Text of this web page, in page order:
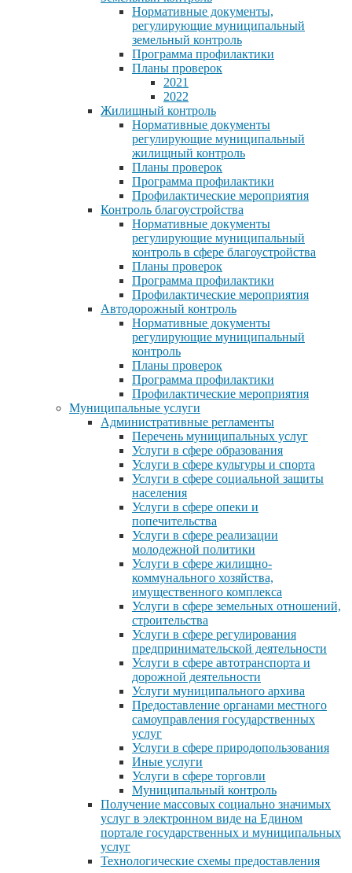
Нормативные документы,
регулирующие муниципальный
земельный контроль
Программа профилактики
Планы проверок
2021
2022
Жилищный контроль
Нормативные документы
регулирующие муниципальный
жилищный контроль
Планы проверок
Программа профилактики
Профилактические мероприятия
Контроль благоустройства
Нормативные документы
регулирующие муниципальный
контроль в сфере благоустройства
Планы проверок
Программа профилактики
Профилактические мероприятия
Автодорожный контроль
Нормативные документы
регулирующие муниципальный
контроль
Планы проверок
Программа профилактики
Профилактические мероприятия
Муниципальные услуги
Административные регламенты
Перечень муниципальных услуг
Услуги в сфере образования
Услуги в сфере культуры и спорта
Услуги в сфере социальной защиты
населения
Услуги в сфере опеки и
попечительства
Услуги в сфере реализации
молодежной политики
Услуги в сфере жилищно-
коммунального хозяйства,
имущественного комплекса
Услуги в сфере земельных отношений,
строительства
Услуги в сфере регулирования
предпринимательской деятельности
Услуги в сфере автотранспорта и
дорожной деятельности
Услуги муниципального архива
Предоставление органами местного
самоуправления государственных
услуг
Услуги в сфере природопользования
Иные услуги
Услуги в сфере торговли
Муниципальный контроль
Получение массовых социально значимых
услуг в электронном виде на Едином
портале государственных и муниципальных
услуг
Технологические схемы предоставления